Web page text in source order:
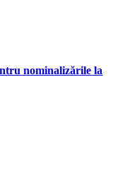
nominalizările la